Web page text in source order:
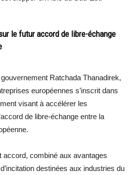
le futur accord de libre-échange
Ratchada Thanadirek,
européennes s’inscrit dans
visant à accélérer les
de libre-échange entre la
accord, combiné aux avantages
destinées aux industries du